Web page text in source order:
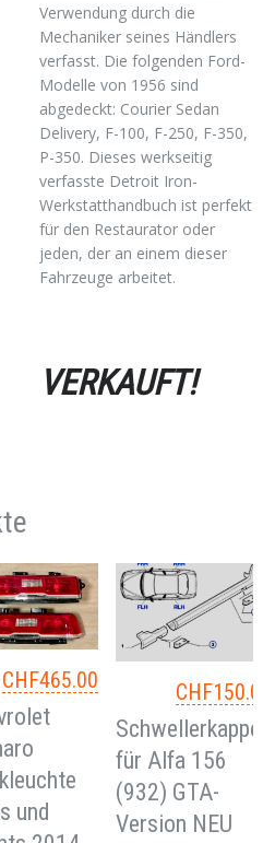
Verwendung durch die
Mechaniker seines Händlers
verfasst. Die folgenden Ford-
Modelle von 1956 sind
abgedeckt: Courier Sedan
Delivery, F-100, F-250, F-350,
P-350. Dieses werkseitig
verfasste Detroit Iron-
Werkstatthandbuch ist perfekt
für den Restaurator oder
jeden, der an einem dieser
Fahrzeuge arbeitet.
VERKAUFT!
CHF465.00
und
CHF150.00
Schwellerkappen
für Alfa 156
(932) GTA-
Version NEU